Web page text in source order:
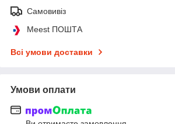
Самовивіз
Meest ПОШТА
Всі умови доставки
Умови оплати